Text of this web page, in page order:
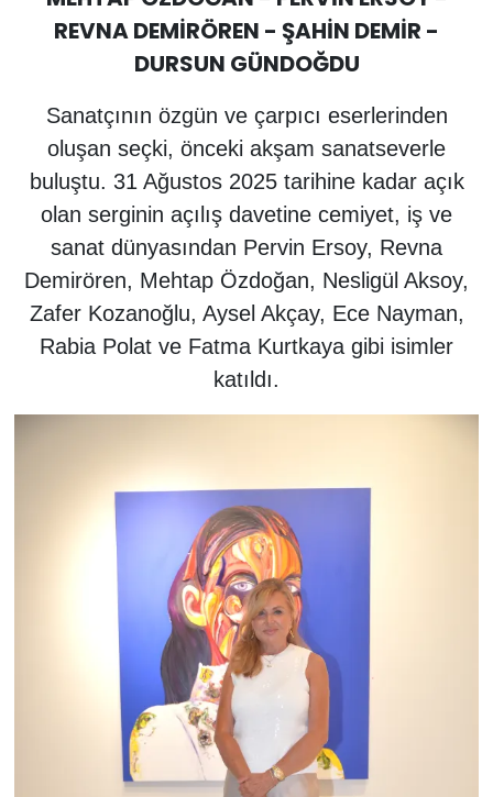
REVNA DEMİRÖREN - ŞAHİN DEMİR -
DURSUN GÜNDOĞDU
Sanatçının özgün ve çarpıcı eserlerinden
oluşan seçki, önceki akşam sanatseverle
buluştu. 31 Ağustos 2025 tarihine kadar açık
olan serginin açılış davetine cemiyet, iş ve
sanat dünyasından Pervin Ersoy, Revna
Demirören, Mehtap Özdoğan, Nesligül Aksoy,
Zafer Kozanoğlu, Aysel Akçay, Ece Nayman,
Rabia Polat ve Fatma Kurtkaya gibi isimler
katıldı.